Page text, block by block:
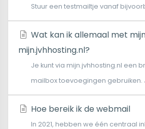
Stuur een testmailtje vanaf
Wat kan ik allemaal met
mijn.jvhhosting.nl?
Je kunt via mijn.jvhhosting.nl een
mailbox toevoegingen gebruiken.
Hoe bereik ik de webmail
In 2021, hebben we één centraal